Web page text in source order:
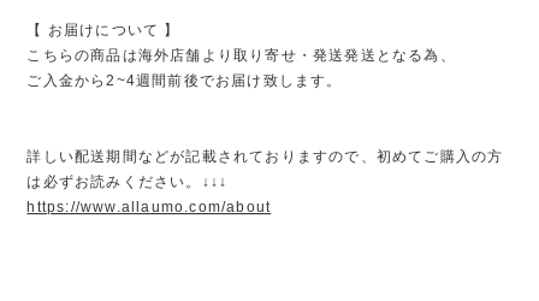
【 お届けについて 】
こちらの商品は海外店舗より取り寄せ・発送発送となる為、
ご入金から2~4週間前後でお届け致します。
詳しい配送期間などが記載されておりますので、初めてご購入の方
は必ずお読みください。↓↓↓
https://www.allaumo.com/about